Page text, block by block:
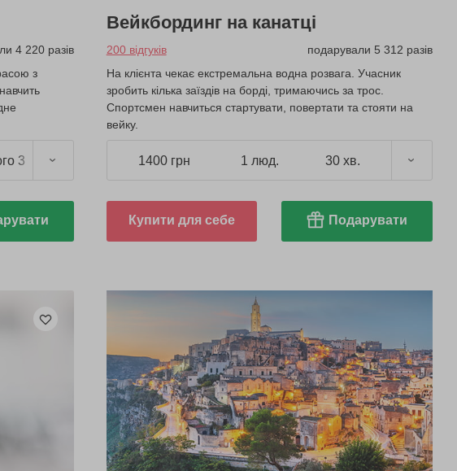
4 220 разів
з
3 год.)
Вейкбординг на канатці
200 відгуків
подарували 5 312 разів
На клієнта чекає екстремальна водна розвага. Учасник
зробить кілька заїздів на борді, тримаючись за трос.
Спортсмен навчиться стартувати, повертати та стояти на
вейку.
1400 грн 1 люд. 30 хв.
Купити для себе Подарувати